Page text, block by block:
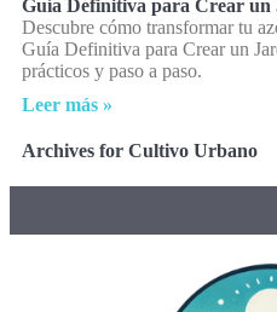
Guía Definitiva para Crear un
Descubre cómo transformar tu
Guía Definitiva para Crear un
prácticos y paso a paso.
Leer más »
Archives for Cultivo Urbano